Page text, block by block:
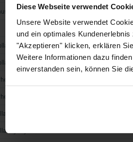
Diese Webseite verwendet
Unsere Website verwendet
und ein optimales
"Akzeptieren" klicken, erklären
Weitere Informationen dazu
einverstanden sein, können Sie
-
30 V DC
250 V AC